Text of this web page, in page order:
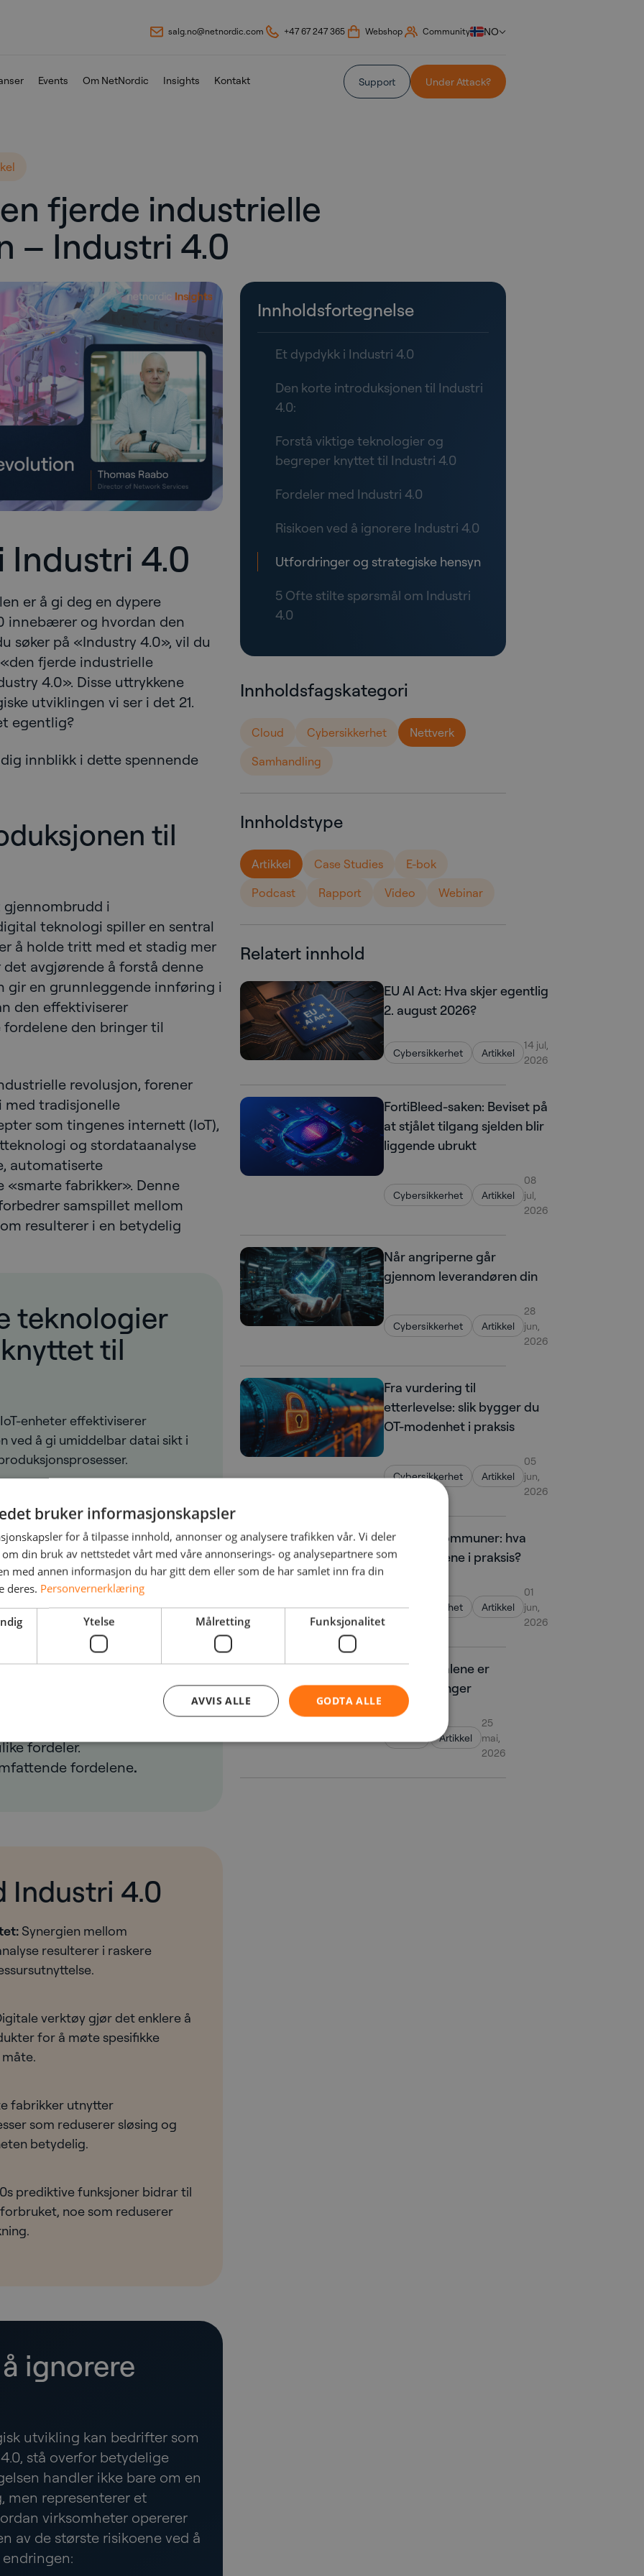
salg.no@netnordic.com +47 67 247 365 Webshop Community NO
Events Om NetNordic Insights Kontakt Support Under Attack?
fjerde industrielle
– Industri 4.0
Industri 4.0
er å gi deg en dypere
innebærer og hvordan den
søker på «Industry 4.0», vil du
fjerde industrielle
4.0». Disse uttrykkene
utviklingen vi ser i det 21.
egentlig?
innblikk i dette spennende
til
gjennombrudd i
teknologi spiller en sentral
å holde tritt med et stadig mer
avgjørende å forstå denne
gir en grunnleggende innføring i
den effektiviserer
fordelene den bringer til
revolusjon, forener
tradisjonelle
som tingenes internett (IoT),
og stordataanalyse
automatiserte
fabrikker». Denne
samspillet mellom
resulterer i en betydelig
teknologier
til
IoT-enheter effektiviserer
ved å gi umiddelbar datai sikt i
beslutninger og optimalisere
som forbedrer både kvalitet og
i produksjonen
oppgaver, men øker
menneskelige feil.
til å analysere omfattende
gjør det mulig for
vedlikehold og justere
optimaliserer produktiviteten.
fordeler.
fordelene.
Industri 4.0
Synergien mellom
resulterer i raskere
verktøy gjør det enklere å
for å møte spesifikke
fabrikker utnytter
som reduserer sløsing og
betydelig.
prediktive funksjoner bidrar til
noe som reduserer
ignorere
utvikling kan bedrifter som
stå overfor betydelige
handler ikke bare om en
men representerer et
virksomheter opererer
av de største risikoene ved å
Innholdsfortegnelse
Et dypdykk i Industri 4.0
Den korte introduksjonen til Industri
4.0:
Forstå viktige teknologier og
begreper knyttet til Industri 4.0
Fordeler med Industri 4.0
Risikoen ved å ignorere Industri 4.0
Utfordringer og strategiske hensyn
5 Ofte stilte spørsmål om Industri
4.0
Innholdsfagskategori
Cloud Cybersikkerhet
Nettverk
Samhandling
Innholdstype
Artikkel Case Studies
E-bok
Podcast
Rapport Video Webinar
Relatert innhold
EU AI Act: Hva skjer egentlig
2. august 2026?
Cybersikkerhet Artikkel
14 jul,
2026
FortiBleed-saken: Beviset på
at stjålet tilgang sjelden blir
liggende ubrukt
Cybersikkerhet Artikkel
08
jul,
2026
Når angriperne går
gjennom leverandøren din
Cybersikkerhet Artikkel
28
jun,
2026
Fra vurdering til
etterlevelse: slik bygger du
OT-modenhet i praksis
Cybersikkerhet Artikkel
05
jun,
2026
NIS2 for kommuner: hva
betyr kravene i praksis?
Cybersikkerhet Artikkel
01
jun,
2026
Teknologi alene er
ikke nok lenger
Artikkel
25
mai,
2026
bruker informasjonskapsler
for å tilpasse innhold, annonser og analysere trafikken vår. Vi deler
din bruk av nettstedet vårt med våre annonserings- og analysepartnere som
med annen informasjon du har gitt dem eller som de har samlet inn fra din
deres. Personvernerklæring
Ytelse Målretting Funksjonalitet
GODTA ALLE
AVVIS ALLE